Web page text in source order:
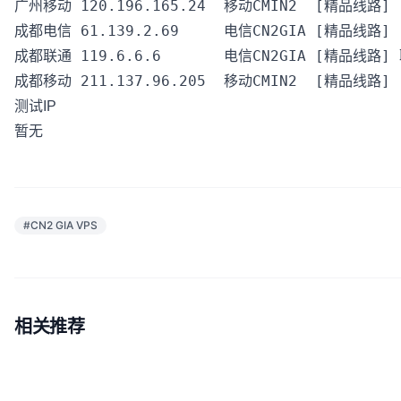
广州移动 120.196.165.24  移动CMIN2  [精品线路]
成都电信 61.139.2.69     电信CN2GIA [精品线路]
成都联通 119.6.6.6       电信CN2GIA [精品线路
测试IP
暂无
#CN2 GIA VPS
相关推荐